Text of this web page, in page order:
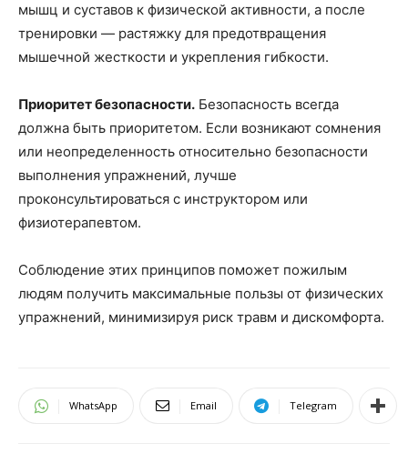
мышц и суставов к физической активности, а после
тренировки — растяжку для предотвращения
мышечной жесткости и укрепления гибкости.
Приоритет безопасности. Безопасность всегда
должна быть приоритетом. Если возникают сомнения
или неопределенность относительно безопасности
выполнения упражнений, лучше
проконсультироваться с инструктором или
физиотерапевтом.
Соблюдение этих принципов поможет пожилым
людям получить максимальные пользы от физических
упражнений, минимизируя риск травм и дискомфорта.
WhatsApp Email Telegram